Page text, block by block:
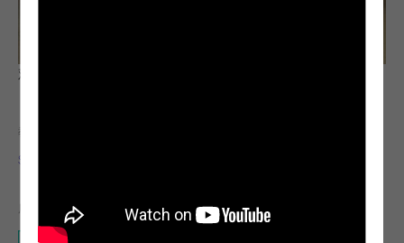
观察与学习
教师
Sandy Shimoda
所需设备
扶手椅